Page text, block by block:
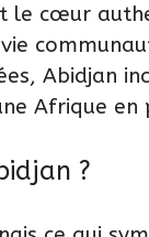
le cœur
Abidjan
Afrique en
?